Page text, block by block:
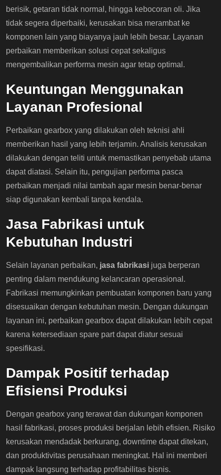
berisik, getaran tidak normal, hingga kebocoran oli. Jika
tidak segera diperbaiki, kerusakan bisa merambat ke
komponen lain yang biayanya jauh lebih besar. Layanan
perbaikan memberikan solusi cepat sekaligus
mengembalikan performa mesin agar tetap optimal.
Keuntungan Menggunakan
Layanan Profesional
Perbaikan gearbox yang dilakukan oleh teknisi ahli
memberikan hasil yang lebih terjamin. Analisis kerusakan
dilakukan dengan teliti untuk memastikan penyebab utama
dapat diatasi. Selain itu, pengujian performa pasca
perbaikan menjadi nilai tambah agar mesin benar-benar
siap digunakan kembali tanpa kendala.
Jasa Fabrikasi untuk
Kebutuhan Industri
Selain layanan perbaikan, jasa fabrikasi juga berperan
penting dalam mendukung kelancaran operasional.
Fabrikasi memungkinkan pembuatan komponen baru yang
disesuaikan dengan kebutuhan mesin. Dengan dukungan
layanan ini, perbaikan gearbox dapat dilakukan lebih cepat
karena ketersediaan spare part dapat diatur sesuai
spesifikasi.
Dampak Positif terhadap
Efisiensi Produksi
Dengan gearbox yang terawat dan dukungan komponen
hasil fabrikasi, proses produksi berjalan lebih efisien. Risiko
kerusakan mendadak berkurang, downtime dapat ditekan,
dan produktivitas perusahaan meningkat. Hal ini memberi
dampak langsung terhadap profitabilitas bisnis.